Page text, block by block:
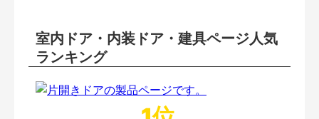
室内ドア・内装ドア・建具ページ人気
ランキング